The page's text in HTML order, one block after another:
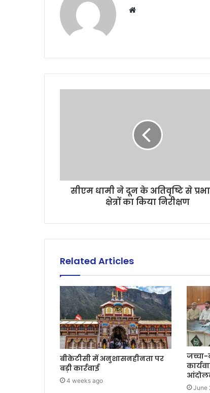
Website
सीएम धामी ने दून के अतिवृष्टि से
क्षेत्रों का किया निरीक्षण
Related Articles
बीकेटीसी में अनुशासनहीनता पर
बड़ी कार्रवाई
4 weeks ago
जच्चा-
June